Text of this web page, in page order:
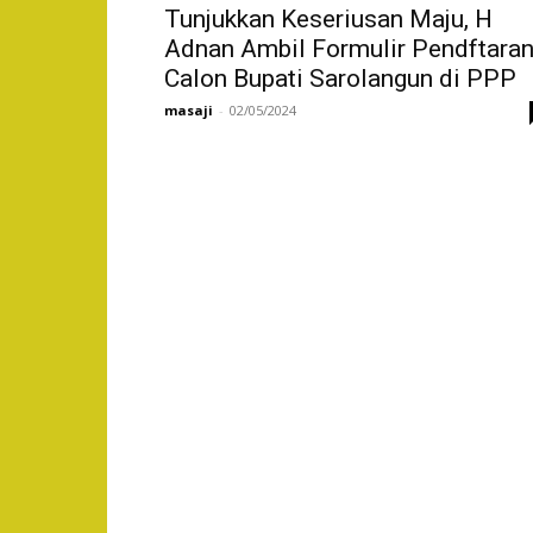
Tunjukkan Keseriusan Maju, H
Adnan Ambil Formulir Pendftaran
Calon Bupati Sarolangun di PPP
masaji - 02/05/2024